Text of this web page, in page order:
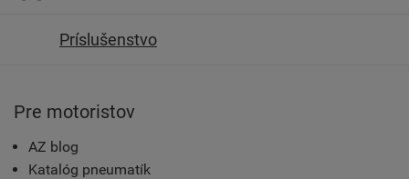
Príslušenstvo
Pre motoristov
AZ blog
Katalóg pneumatík